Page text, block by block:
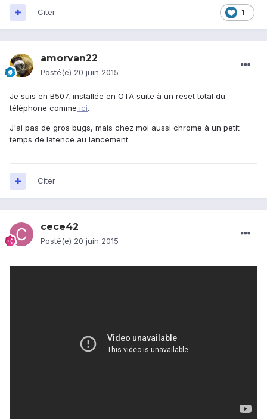
1
Citer
amorvan22
Posté(e) 20 juin 2015
Je suis en B507, installée en OTA suite à un reset total du
téléphone comme ici.
J'ai pas de gros bugs, mais chez moi aussi chrome à un petit
temps de latence au lancement.
Citer
cece42
Posté(e) 20 juin 2015